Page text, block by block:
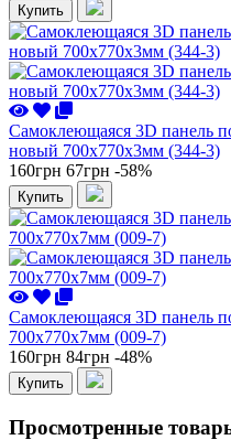
Купить
Самоклеющаяся 3D панель
новый 700x770x3мм (344-3)
160грн 67грн -58%
Купить
Самоклеющаяся 3D панель
700x770x7мм (009-7)
160грн 84грн -48%
Купить
Просмотренные